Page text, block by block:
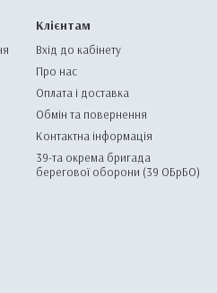
Клієнтам
Вхід до кабінету
Про нас
Оплата і доставка
Обмін та повернення
Контактна інформація
39-та окрема бригада
берегової оборони (39 ОБрБО)